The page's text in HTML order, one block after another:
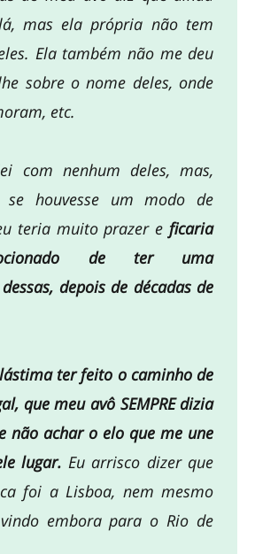
mas ela própria não tem
Ela também não me deu
sobre o nome deles, onde
etc.
com nenhum deles, mas,
se houvesse um modo de
teria muito prazer eficaria
de ter uma
depois de décadas de
ter feito o caminho de
que meu avô SEMPRE dizia
não achar o elo que me une
lugar. Eu arrisco dizer que
foi a Lisboa, nem mesmo
embora para o Rio de